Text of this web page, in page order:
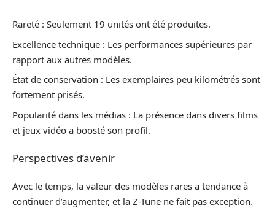
Rareté : Seulement 19 unités ont été produites.
Excellence technique : Les performances supérieures par
rapport aux autres modèles.
État de conservation : Les exemplaires peu kilométrés sont
fortement prisés.
Popularité dans les médias : La présence dans divers films
et jeux vidéo a boosté son profil.
Perspectives d’avenir
Avec le temps, la valeur des modèles rares a tendance à
continuer d’augmenter, et la Z-Tune ne fait pas exception.